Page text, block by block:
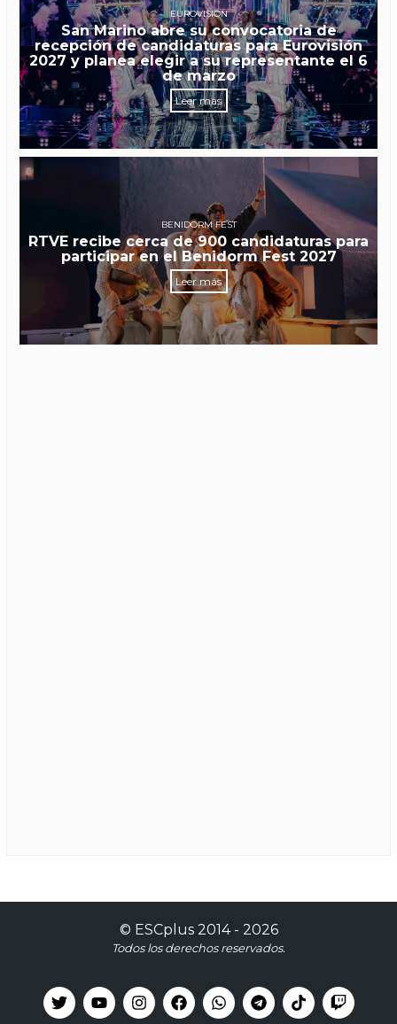
EUROVISIÓN
San Marino abre su convocatoria de
recepción de candidaturas para Eurovisión
2027 y planea elegir a su representante el 6
de marzo
Leer más
BENIDORM FEST
RTVE recibe cerca de 900 candidaturas para
participar en el Benidorm Fest 2027
Leer más
© ESCplus2014 - 2026
Todos los derechos reservados.